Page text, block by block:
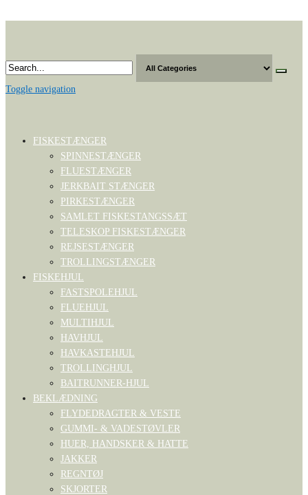
content
Toggle navigation
FISKESTÆNGER
SPINNESTÆNGER
FLUESTÆNGER
JERKBAIT STÆNGER
PIRKESTÆNGER
SAMLET FISKESTANGSSÆT
TELESKOP FISKESTÆNGER
REJSESTÆNGER
TROLLINGSTÆNGER
FISKEHJUL
FASTSPOLEHJUL
FLUEHJUL
MULTIHJUL
HAVHJUL
HAVKASTEHJUL
TROLLINGHJUL
BAITRUNNER-HJUL
BEKLÆDNING
FLYDEDRAGTER & VESTE
GUMMI- & VADESTØVLER
HUER, HANDSKER & HATTE
JAKKER
REGNTØJ
SKJORTER